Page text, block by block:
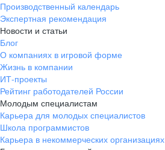
Производственный календарь
Экспертная рекомендация
Новости и статьи
Блог
О компаниях в игровой форме
Жизнь в компании
ИТ-проекты
Рейтинг работодателей России
Молодым специалистам
Карьера для молодых специалистов
Школа программистов
Карьера в некоммерческих организациях